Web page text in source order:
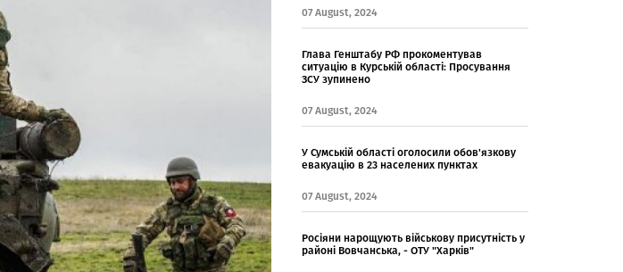
07 August, 2024
Глава Генштабу РФ прокоментував
ситуацію в Курській області: Просування
ЗСУ зупинено
07 August, 2024
У Сумській області оголосили обов'язкову
евакуацію в 23 населених пунктах
07 August, 2024
Росіяни нарощують військову присутність у
районі Вовчанська, - ОТУ "Харків"